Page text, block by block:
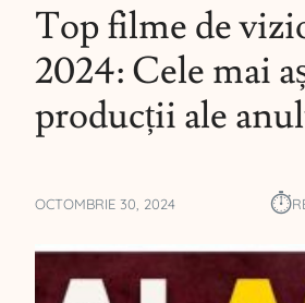
Top filme de
2024: Cele mai
producții ale
OCTOMBRIE 30, 2024 ⏱︎